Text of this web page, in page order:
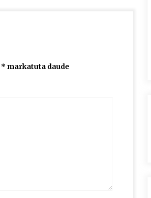
* markatuta daude